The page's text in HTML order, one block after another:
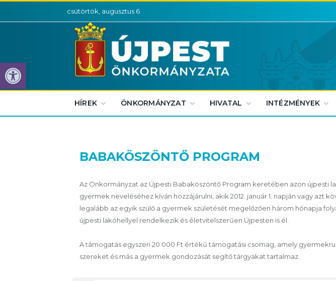
Eszköztár megnyitása
csütörtök, augusztus 6
HÍREK ÖNKORMÁNYZAT HIVATAL INTÉZMÉNYEK
BABAKÖSZÖNTŐ PROGRAM
Az Önkormányzat az Újpesti Babaköszöntő Program keretében azon újpesti
gyermek neveléséhez kíván hozzájárulni, akik 2012. január 1. napján vagy azt
legalább az egyik szülő a gyermek születését megelőzően három hónapja
újpesti lakóhellyel rendelkezik és életvitelszerűen Újpesten is él.
A támogatás egyszeri 20 000 Ft értékű támogatási csomag, amely
szereket és más a gyermek gondozását segítő tárgyakat tartalmaz.